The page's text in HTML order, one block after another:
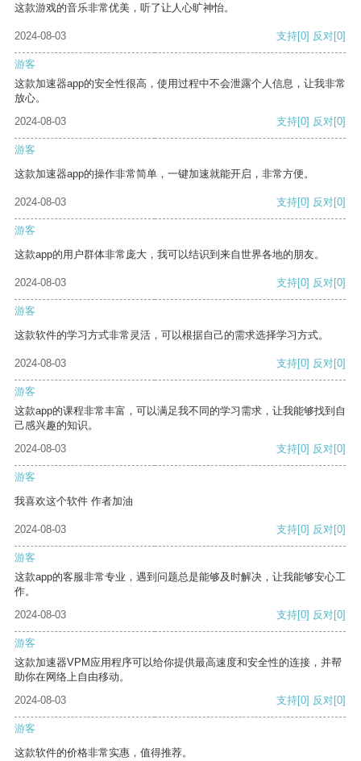
这款游戏的音乐非常优美，听了让人心旷神怡。
2024-08-03 支持[0] 反对[0]
游客
这款加速器app的安全性很高，使用过程中不会泄露个人信息，让我非常
放心。
2024-08-03
支持[0] 反对[0]
游客
这款加速器app的操作非常简单，一键加速就能开启，非常方便。
2024-08-03 支持[0] 反对[0]
游客
这款app的用户群体非常庞大，我可以结识到来自世界各地的朋友。
2024-08-03 支持[0] 反对[0]
游客
这款软件的学习方式非常灵活，可以根据自己的需求选择学习方式。
2024-08-03 支持[0] 反对[0]
游客
这款app的课程非常丰富，可以满足我不同的学习需求，让我能够找到自
己感兴趣的知识。
2024-08-03
支持[0] 反对[0]
游客
我喜欢这个软件 作者加油
2024-08-03 支持[0] 反对[0]
游客
这款app的客服非常专业，遇到问题总是能够及时解决，让我能够安心工
作。
2024-08-03
支持[0] 反对[0]
游客
这款加速器VPM应用程序可以给你提供最高速度和安全性的连接，并帮
助你在网络上自由移动。
2024-08-03
支持[0] 反对[0]
游客
这款软件的价格非常实惠，值得推荐。